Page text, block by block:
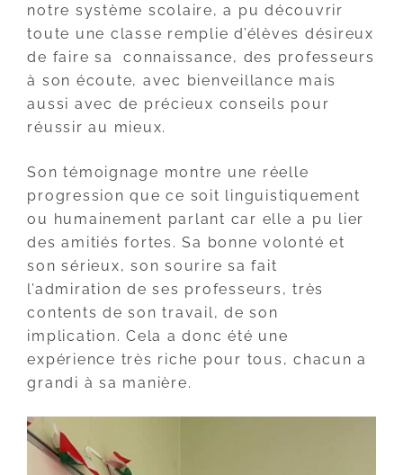
notre système scolaire, a pu découvrir
toute une classe remplie d’élèves désireux
de faire sa connaissance, des professeurs
à son écoute, avec bienveillance mais
aussi avec de précieux conseils pour
réussir au mieux.
Son témoignage montre une réelle
progression que ce soit linguistiquement
ou humainement parlant car elle a pu lier
des amitiés fortes. Sa bonne volonté et
son sérieux, son sourire sa fait
l’admiration de ses professeurs, très
contents de son travail, de son
implication. Cela a donc été une
expérience très riche pour tous, chacun a
grandi à sa manière.